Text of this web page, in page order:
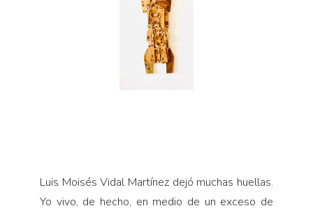
Luis Moisés Vidal Martínez dejó muchas huellas.
Yo vivo, de hecho, en medio de un exceso de